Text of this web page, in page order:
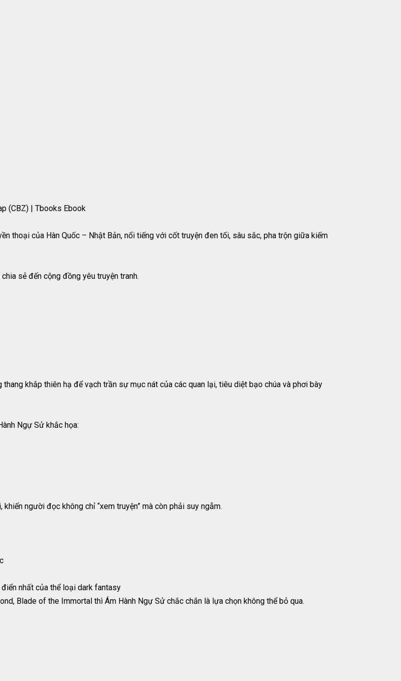
(CBZ) | Tbooks Ebook
thoại của Hàn Quốc – Nhật Bản, nổi tiếng với cốt truyện đen tối, sâu sắc, pha trộn giữa kiếm
sẻ đến cộng đồng yêu truyện tranh.
khắp thiên hạ để vạch trần sự mục nát của các quan lại, tiêu diệt bạo chúa và phơi bày
Ngự Sử khắc họa:
người đọc không chỉ “xem truyện” mà còn phải suy ngẫm.
nhất của thể loại dark fantasy
Blade of the Immortal thì Ám Hành Ngự Sử chắc chắn là lựa chọn không thể bỏ qua.